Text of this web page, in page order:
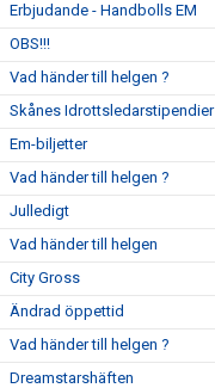
Erbjudande - Handbolls EM
OBS!!!
Vad händer till helgen ?
Skånes Idrottsledarstipendier
Em-biljetter
Vad händer till helgen ?
Julledigt
Vad händer till helgen
City Gross
Ändrad öppettid
Vad händer till helgen ?
Dreamstarshäften